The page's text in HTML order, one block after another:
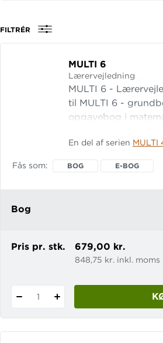
FILTRÉR
MULTI 6
Lærervejledning
MULTI 6 -
til MULTI 6 -
opgavebog i
6 - Lærervejledning
En del af serien MULTI
Fås som BOG E-BOG
Bog
e-bog
Pris pr. stk. 679,00 kr.
848,75 kr. inkl. moms
1